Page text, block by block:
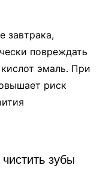
завтрака,
повреждать
эмаль. При
риск
зубы